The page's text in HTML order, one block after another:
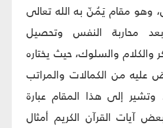
وهو مقام يَمُنّ به الله تعالى
محاربة النفس وتحصيل
والكلام والسلوك، حيث يختاره
عليه من الكمالات والمراتب
وتشير إلى هذا المقام عبارة
آيات القرآن الكريم أمثال